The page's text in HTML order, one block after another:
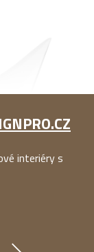
interiéry s